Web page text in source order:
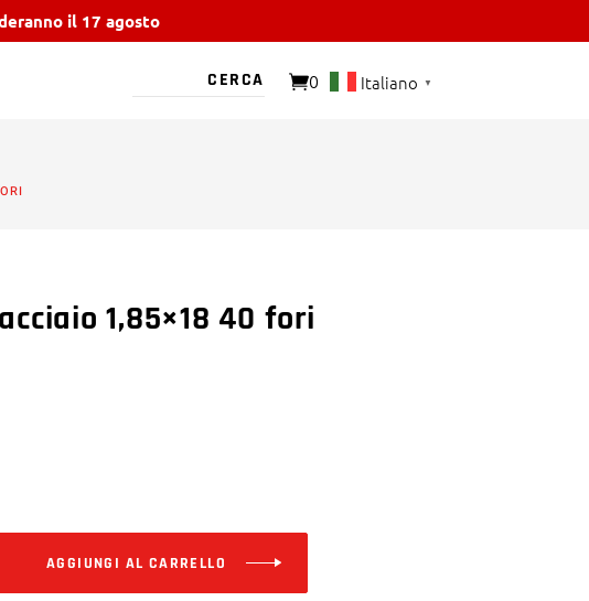
il 17 agosto
0 Italiano ▼
1,85×18 40 fori
AGGIUNGI AL CARRELLO